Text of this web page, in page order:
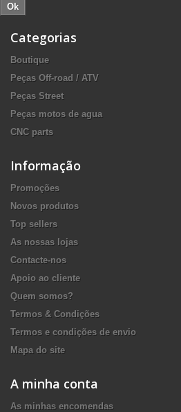
Ok
Categorias
Boutique
Peças Off-road / ATV
Peças Street
Peças motos de agua
CNC parts
Informação
Promoções
Novos produtos
Top sellers
As nossas lojas
Contacte-nos
Apoio ao cliente
Quem somos?
Termos & Condições
Termos e condições de envio
Mapa do site
A minha conta
As minhas encomendas